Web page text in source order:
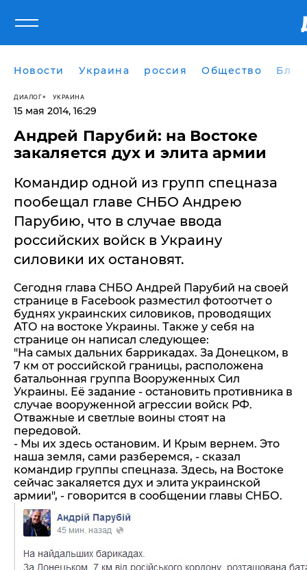
Новости Украина россия Общество
ДИАЛОГ УКРАИНА
15 мая 2014, 16:29
Андрей Парубий: на Востоке
закаляется дух и элита армии
Командир одной из групп спецназа
пообещал главе СНБО Андрею
Парубию, что в случае ввода
российских войск в Украину
силовики их остановят.
Сегодня глава СНБО Андрей Парубий на своей
странице в Facebook разместил фотоотчет о
буднях украинских силовиков, проводящих
АТО на востоке Украины. Также у себя на
странице он написал следующее:
"На самых дальних баррикадах. За Донецком, в
7 км от российской границы, расположена
батальонная группа Вооруженных Сил
Украины. Её задание - остановить противника в
случае вооруженной агрессии войск РФ.
Отважные и светлые воины стоят на
передовой.
- Мы их здесь остановим. И Крым вернем. Это
наша земля, сами разберемся, - сказал
командир группы спецназа. Здесь, на Востоке
сейчас закаляется дух и элита украинской
армии", - говорится в сообщении главы СНБО.